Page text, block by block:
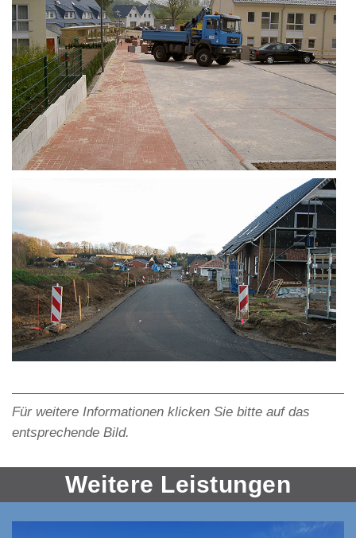
Für weitere Informationen klicken Sie bitte auf das
entsprechende Bild.
Weitere Leistungen